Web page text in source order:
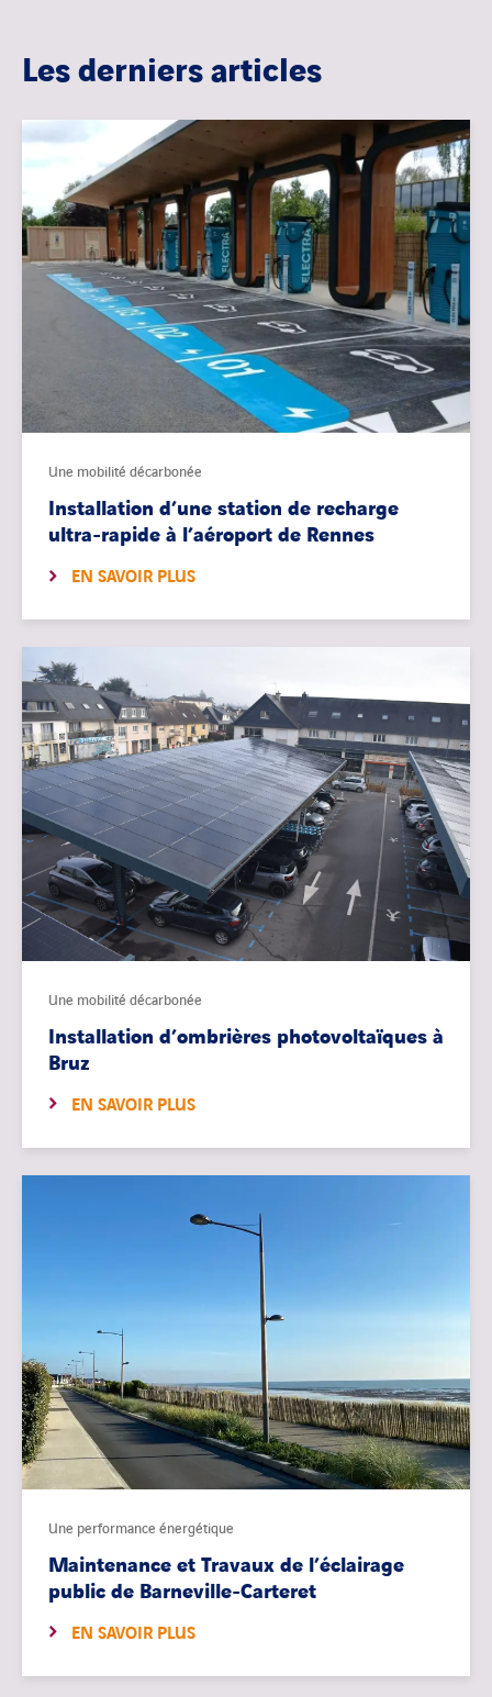
Les derniers articles
Une mobilité décarbonée
Installation d’une station de recharge
ultra-rapide à l’aéroport de Rennes
EN SAVOIR PLUS
Une mobilité décarbonée
Installation d’ombrières photovoltaïques à
Bruz
EN SAVOIR PLUS
Une performance énergétique
Maintenance et Travaux de l’éclairage
public de Barneville-Carteret
EN SAVOIR PLUS